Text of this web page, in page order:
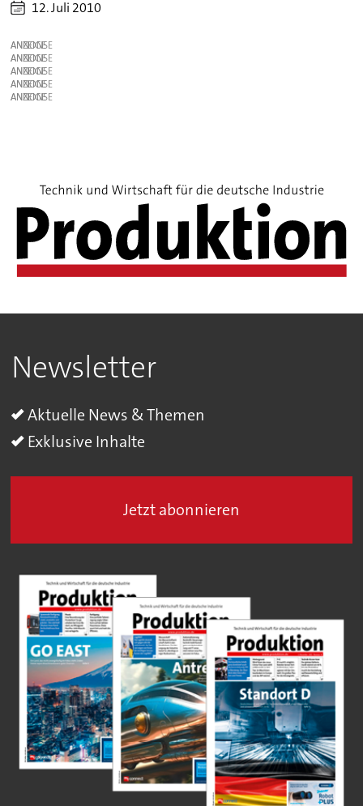
12. Juli 2010
ANZEIGE
ANZEIGE
ANZEIGE
ANZEIGE
ANZEIGE
Newsletter
Aktuelle News & Themen
Exklusive Inhalte
Jetzt abonnieren